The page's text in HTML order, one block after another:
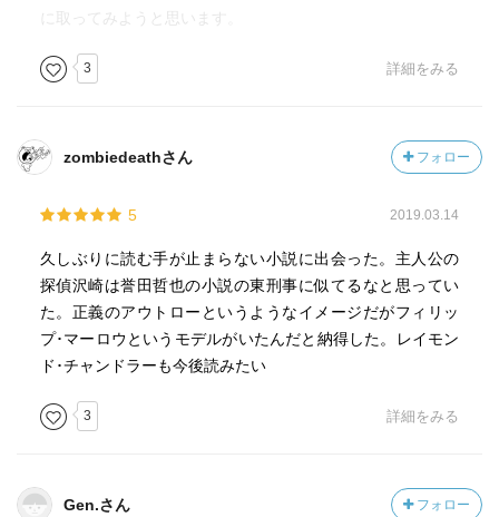
に取ってみようと思います。
3 詳細をみる
zombiedeathさん フォロー
5 2019.03.14
久しぶりに読む手が止まらない小説に出会った。主人公の
探偵沢崎は誉田哲也の小説の東刑事に似てるなと思ってい
た。正義のアウトローというようなイメージだがフィリッ
プ･マーロウというモデルがいたんだと納得した。レイモン
ド･チャンドラーも今後読みたい
3 詳細をみる
Gen.さん フォロー